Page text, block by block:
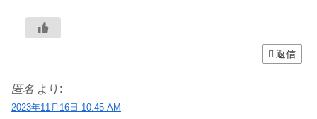
返信
匿名 より:
2023年11月16日 10:45 AM